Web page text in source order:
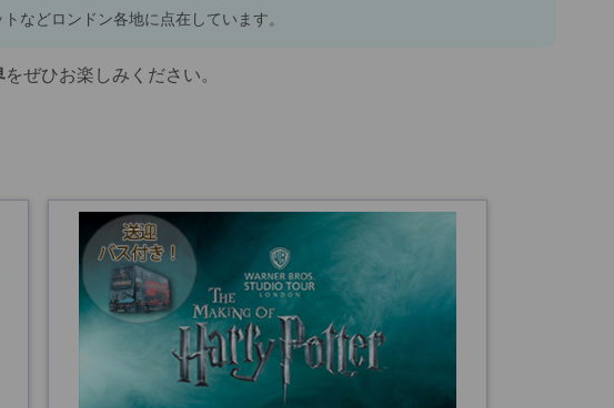
などロンドン各地に点在しています。
をぜひお楽しみください。